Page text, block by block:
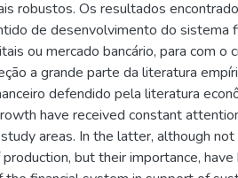
robustos. Os resultados
de desenvolvimento do sistema
ou mercado bancário, para com o
a grande parte da literatura
defendido pela literatura
have received constant
areas. In the latter, although
but their importance, have